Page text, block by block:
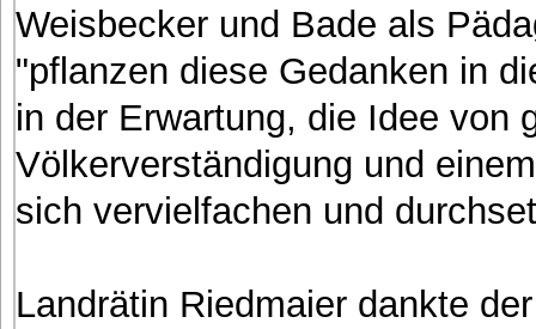
Weisbecker und Bade als
"pflanzen diese Gedanken in
in der Erwartung, die Idee von
Völkerverständigung und
sich vervielfachen und
Landrätin Riedmaier dankte